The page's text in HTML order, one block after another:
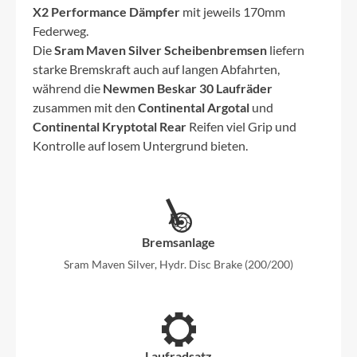
X2 Performance Dämpfer mit jeweils 170mm
Federweg.
DieSram Maven Silver Scheibenbremsen liefern
starke Bremskraft auch auf langen Abfahrten,
während die Newmen Beskar 30 Laufräder
zusammen mit den Continental Argotal und
Continental Kryptotal Rear Reifen viel Grip und
Kontrolle auf losem Untergrund bieten.
Bremsanlage
Sram Maven Silver, Hydr. Disc Brake (200/200)